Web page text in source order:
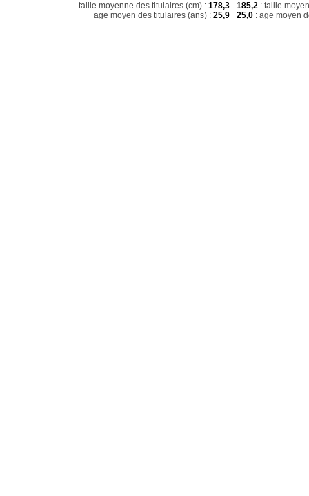
taille moyenne des titulaires (cm) : 178,3
age moyen des titulaires (ans) : 25,9
185,2 : taille
25,0 : age moyen